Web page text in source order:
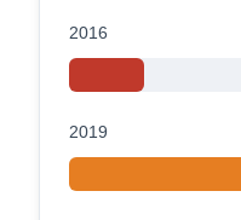
2016
2019